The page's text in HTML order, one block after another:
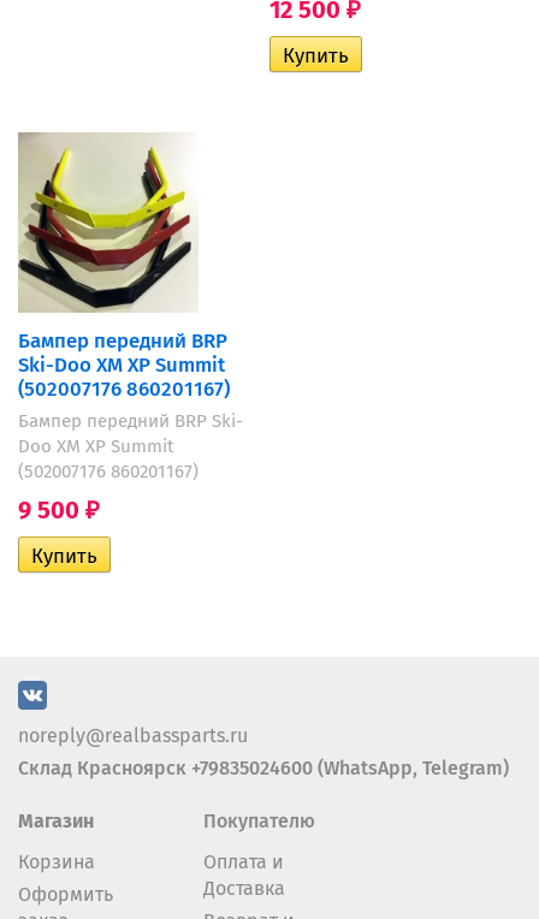
12 500 ₽
Бампер передний BRP
Ski-Doo XM XP Summit
(502007176 860201167)
Бампер передний BRP Ski-
Doo XM XP Summit
(502007176 860201167)
9 500 ₽
noreply@realbassparts.ru
Склад Красноярск +79835024600 (WhatsApp, Telegram)
Магазин
Корзина
Оформить
Покупателю
Оплата и
Доставка